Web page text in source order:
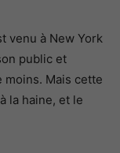
venu à New York
public et
moins. Mais cette
la haine, et le